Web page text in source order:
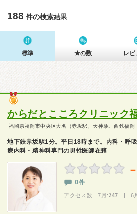
188 件の検索結果
標準 ★の数 レビ
からだとこころクリニック
福岡県福岡市中央区大名（赤坂駅、天神駅、西鉄福岡
地下鉄赤坂駅1分。平日18時まで。内科・呼
療内科・精神科専門の男性医師在籍
－
0件
アクセス数 7月:247 | 6